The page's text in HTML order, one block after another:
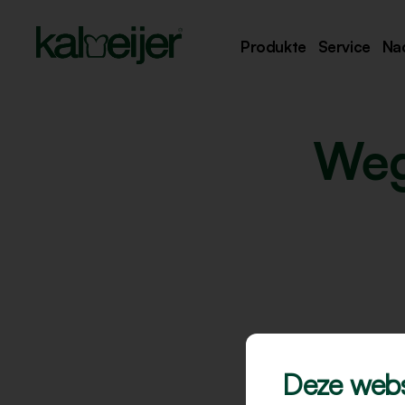
Produkte Service
Deze